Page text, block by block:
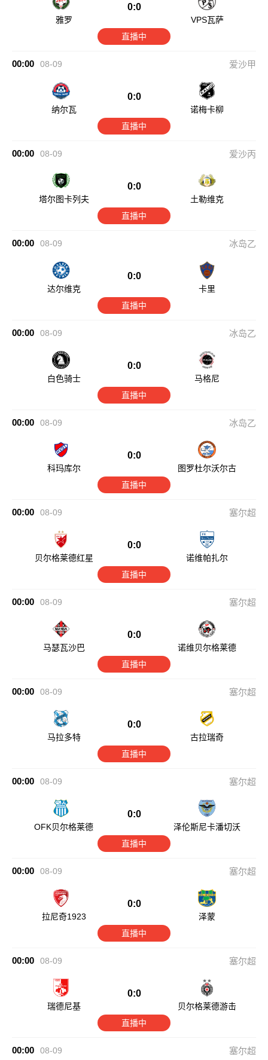
雅罗
0:0
VPS瓦萨
直播中
00:00 08-09 爱沙甲
纳尔瓦
0:0
诺梅卡柳
直播中
00:00 08-09 爱沙丙
塔尔图卡列夫
0:0
土勒维克
直播中
00:00 08-09 冰岛乙
达尔维克
0:0
卡里
直播中
00:00 08-09 冰岛乙
白色骑士
0:0
马格尼
直播中
00:00 08-09 冰岛乙
科玛库尔
0:0
图罗杜尔沃尔古
直播中
00:00 08-09 塞尔超
贝尔格莱德红星
0:0
诺维帕扎尔
直播中
00:00 08-09 塞尔超
马瑟瓦沙巴
0:0
诺维贝尔格莱德
直播中
00:00 08-09 塞尔超
马拉多特
0:0
古拉瑞奇
直播中
00:00 08-09 塞尔超
OFK贝尔格莱德
0:0
泽伦斯尼卡潘切沃
直播中
00:00 08-09 塞尔超
拉尼奇1923
0:0
泽蒙
直播中
00:00 08-09 塞尔超
瑞德尼基
0:0
贝尔格莱德游击
直播中
00:00 08-09 塞尔超